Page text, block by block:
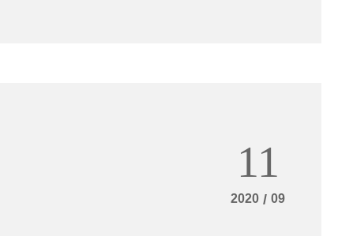
11
2020 / 09